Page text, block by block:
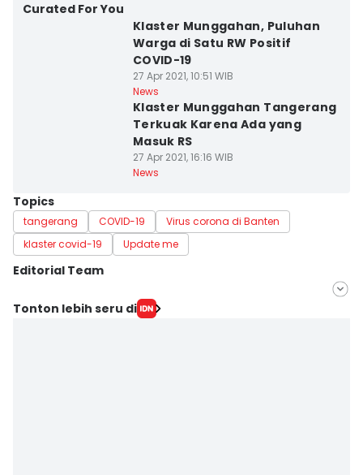
Curated For You
Klaster Munggahan, Puluhan
Warga di Satu RW Positif
COVID-19
27 Apr 2021, 10:51 WIB
News
Klaster Munggahan Tangerang
Terkuak Karena Ada yang
Masuk RS
27 Apr 2021, 16:16 WIB
News
Topics
tangerang COVID-19
Virus corona di Banten
klaster covid-19
Update me
Editorial Team
Editor
Tonton lebih seru di